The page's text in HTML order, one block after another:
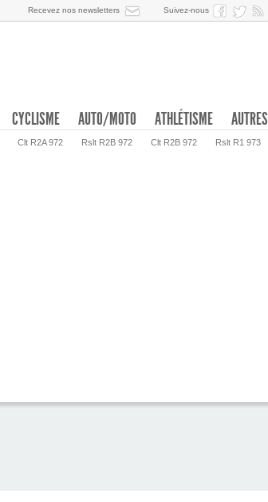
Recevez nos newsletters Suivez-nous
Clt R2A 972 Rslt R2B 972 Clt R2B 972 Rslt R1 973
CYCLISME AUTO/MOTO ATHLÉTISME AUTRES